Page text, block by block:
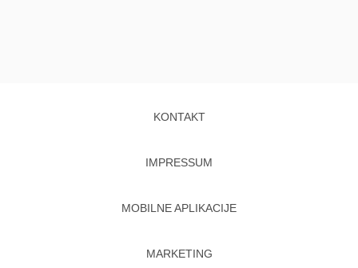
KONTAKT
IMPRESSUM
MOBILNE APLIKACIJE
MARKETING